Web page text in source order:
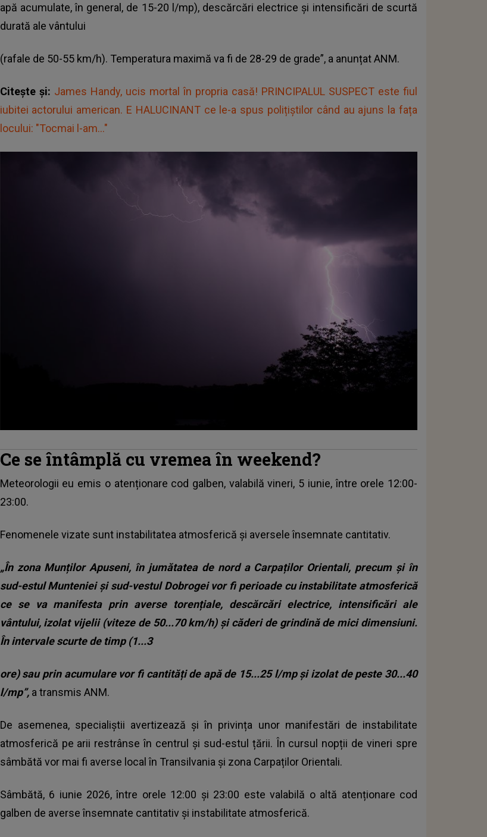
apă acumulate, în general, de 15-20 l/mp), descărcări electrice și intensificări de scurtă
durată ale vântului
(rafale de 50-55 km/h). Temperatura maximă va fi de 28-29 de grade”, a anunțat ANM.
Citește și: James Handy, ucis mortal în propria casă! PRINCIPALUL SUSPECT este fiul
iubitei actorului american. E HALUCINANT ce le-a spus polițiștilor când au ajuns la fața
locului: "Tocmai l-am..."
Ce se întâmplă cu vremea în weekend?
Meteorologii eu emis o atenționare cod galben, valabilă vineri, 5 iunie, între orele 12:00-
23:00.
Fenomenele vizate sunt instabilitatea atmosferică și aversele însemnate cantitativ.
„În zona Munților Apuseni, în jumătatea de nord a Carpaților Orientali, precum și în
sud-estul Munteniei și sud-vestul Dobrogei vor fi perioade cu instabilitate atmosferică
ce se va manifesta prin averse torențiale, descărcări electrice, intensificări ale
vântului, izolat vijelii (viteze de 50...70 km/h) și căderi de grindină de mici dimensiuni.
În intervale scurte de timp (1...3
ore) sau prin acumulare vor fi cantități de apă de 15...25 l/mp și izolat de peste 30...40
l/mp”, a transmis ANM.
De asemenea, specialiștii avertizează și în privința unor manifestări de instabilitate
atmosferică pe arii restrânse în centrul și sud-estul țării. În cursul nopții de vineri spre
sâmbătă vor mai fi averse local în Transilvania și zona Carpaților Orientali.
Sâmbătă, 6 iunie 2026, între orele 12:00 și 23:00 este valabilă o altă atenționare cod
galben de averse însemnate cantitativ și instabilitate atmosferică.